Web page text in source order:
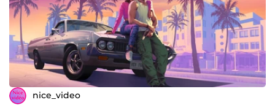
nice_video